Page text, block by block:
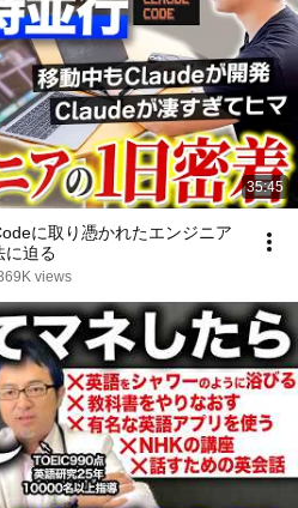
35:45
に取り憑かれたエンジニア
に迫る
views